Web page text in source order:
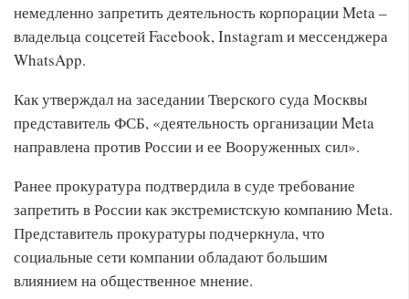
немедленно запретить деятельность корпорации Meta –
владельца соцсетей Facebook, Instagram и мессенджера
WhatsApp.
Как утверждал на заседании Тверского суда Москвы
представитель ФСБ, «деятельность организации Meta
направлена против России и ее Вооруженных сил».
Ранее прокуратура подтвердила в суде требование
запретить в России как экстремистскую компанию Meta.
Представитель прокуратуры подчеркнула, что
социальные сети компании обладают большим
влиянием на общественное мнение.